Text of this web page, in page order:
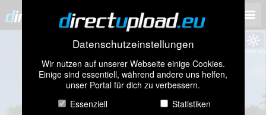
Datenschutzeinstellungen
Wir nutzen auf unserer Webseite einige Cookies.
Einige sind essentiell, während andere uns helfen,
unser Portal für dich zu verbessern.
Essenziell
Statistiken